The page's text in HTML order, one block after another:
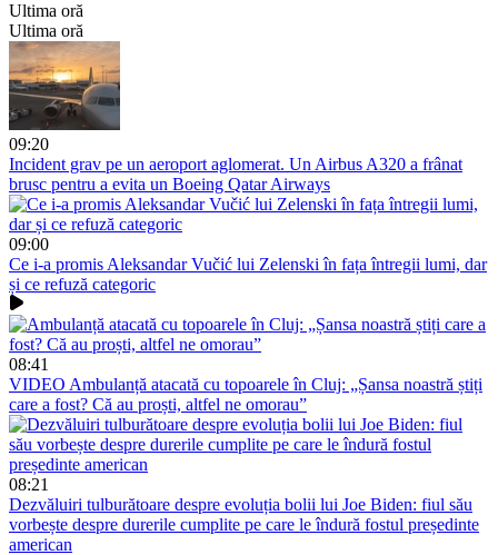
Ultima oră
Ultima oră
09:20
Incident grav pe un aeroport aglomerat. Un Airbus A320 a frânat
brusc pentru a evita un Boeing Qatar Airways
09:00
Ce i-a promis Aleksandar Vučić lui Zelenski în fața întregii lumi, dar
și ce refuză categoric
08:41
VIDEO Ambulanță atacată cu topoarele în Cluj: „Șansa noastră știți
care a fost? Că au proști, altfel ne omorau”
08:21
Dezvăluiri tulburătoare despre evoluția bolii lui Joe Biden: fiul său
vorbește despre durerile cumplite pe care le îndură fostul președinte
american